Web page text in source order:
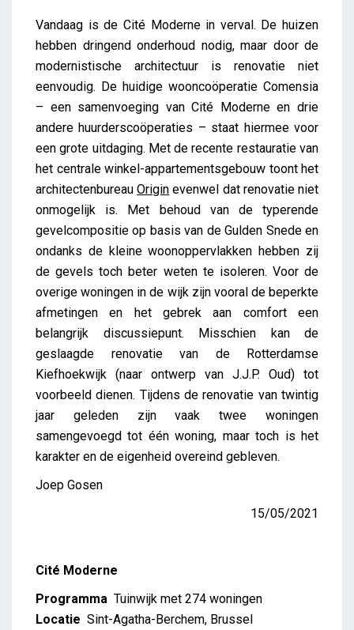
Vandaag is de Cité Moderne in verval. De huizen
hebben dringend onderhoud nodig, maar door de
modernistische architectuur is renovatie niet
eenvoudig. De huidige wooncoöperatie Comensia
– een samenvoeging van Cité Moderne en drie
andere huurderscoöperaties – staat hiermee voor
een grote uitdaging. Met de recente restauratie van
het centrale winkel-appartementsgebouw toont het
architectenbureauOrigin evenwel dat renovatie niet
onmogelijk is. Met behoud van de typerende
gevelcompositie op basis van de Gulden Snede en
ondanks de kleine woonoppervlakken hebben zij
de gevels toch beter weten te isoleren. Voor de
overige woningen in de wijk zijn vooral de beperkte
afmetingen en het gebrek aan comfort een
belangrijk discussiepunt. Misschien kan de
geslaagde renovatie van de Rotterdamse
Kiefhoekwijk (naar ontwerp van J.J.P. Oud) tot
voorbeeld dienen. Tijdens de renovatie van twintig
jaar geleden zijn vaak twee woningen
samengevoegd tot één woning, maar toch is het
karakter en de eigenheid overeind gebleven.
Joep Gosen
15/05/2021
Cité Moderne
Programma Tuinwijk met 274 woningen
Locatie Sint-Agatha-Berchem, Brussel